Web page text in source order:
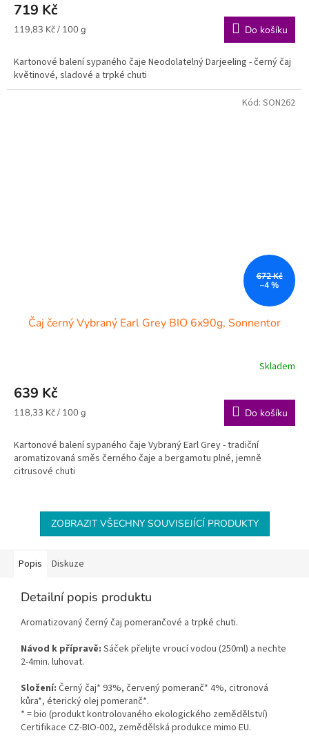
719 Kč
Měrná
119,83 Kč / 100 g Do košíku
Kartonové balení sypaného čaje Neodolatelný Darjeeling - černý čaj
květinové, sladové a trpké chuti
672 Kč
–4 %
Čaj černý Vybraný Earl Grey BIO 6x90g, Sonnentor
Skladem
639 Kč
Měrná
118,33 Kč / 100 g Do košíku
Kartonové balení sypaného čaje Vybraný Earl Grey - tradiční
aromatizovaná směs černého čaje a bergamotu plné, jemně
citrusové chuti
Kód: SON262
ZOBRAZIT VŠECHNY SOUVISEJÍCÍ PRODUKTY
Popis Diskuze
Detailní popis produktu
Aromatizovaný černý čaj pomerančové a trpké chuti.
Návod k přípravě: Sáček přelijte vroucí vodou (250ml) a nechte
2-4min. luhovat.
Složení: Černý čaj* 93%, červený pomeranč* 4%, citronová
kůra*, éterický olej pomeranč*.
* = bio (produkt kontrolovaného ekologického zemědělství)
Certifikace CZ-BIO-002, zemědělská produkce mimo EU.